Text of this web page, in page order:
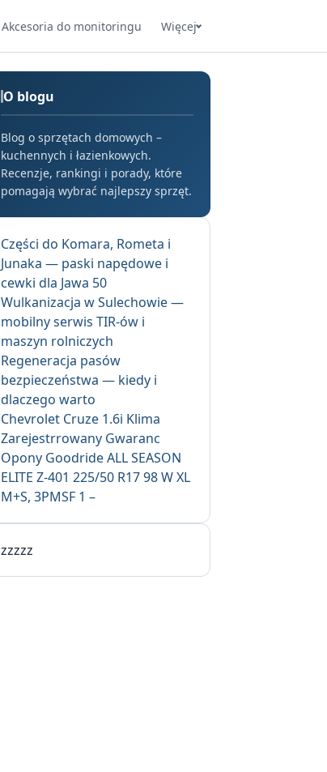
Akcesoria do monitoringu Więcej
O blogu
Blog o sprzętach domowych –
kuchennych i łazienkowych.
Recenzje, rankingi i porady, które
pomagają wybrać najlepszy sprzęt.
Części do Komara, Rometa i
Junaka — paski napędowe i
cewki dla Jawa 50
Wulkanizacja w Sulechowie —
mobilny serwis TIR-ów i
maszyn rolniczych
Regeneracja pasów
bezpieczeństwa — kiedy i
dlaczego warto
Chevrolet Cruze 1.6i Klima
Zarejestrrowany Gwaranc
Opony Goodride ALL SEASON
ELITE Z-401 225/50 R17 98 W XL
M+S, 3PMSF 1 –
zzzzz